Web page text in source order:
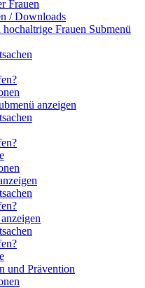
Frauen
/ Downloads
Frauen Submenü
anzeigen
und Prävention